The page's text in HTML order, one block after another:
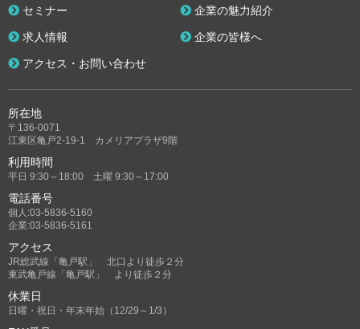
所在地
〒136-0071
江東区亀戸2-19-1 カメリアプラザ9階
利用時間
平日 9:30～18:00 土曜 9:30～17:00
電話番号
個人:03-5836-5160
企業:03-5836-5161
アクセス
JR総武線「亀戸駅」 北口より徒歩２分
東武亀戸線「亀戸駅」 より徒歩２分
休業日
日曜・祝日・年末年始（12/29～1/3）
セミナー 企業の魅力紹介
求人情報 企業の皆様へ
アクセス・お問い合わせ